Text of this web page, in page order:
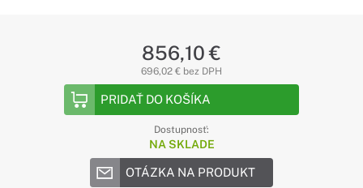
856,10 €
696,02 € bez DPH
PRIDAŤ DO KOŠÍKA
Dostupnosť:
NA SKLADE
OTÁZKA NA PRODUKT